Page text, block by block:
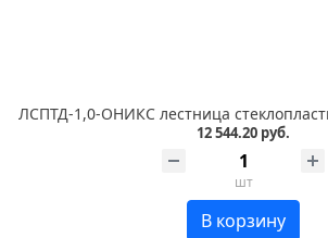
12 544.20 руб.
шт
В корзину